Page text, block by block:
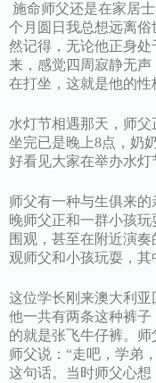
施命师父还是在家居
个月圆日我总想远离
然记得，无论他正身
来，感觉四周寂静无声
在打坐，这就是他的性
水灯节相遇那天，师
坐完已是晚上8点，奶
好看见大家在举办水灯
师父有一种与生俱来
晚师父正和一群小孩
围观，甚至在附近演
观师父和小孩玩耍，其
这位学长刚来澳大利亚
他一共有两条这种裤
的就是张飞牛仔裤。
师父说：“走吧，学弟
这句话。当时师父心